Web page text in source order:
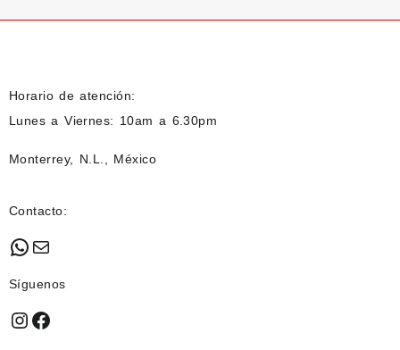
pueden
página
Horario de atención:
Lunes a Viernes: 10am a 6.30pm
Monterrey, N.L., México
Contacto:
WhatsApp
Mail
Síguenos
Instagram
Facebook